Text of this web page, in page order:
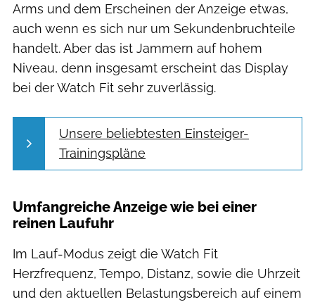
Arms und dem Erscheinen der Anzeige etwas,
auch wenn es sich nur um Sekundenbruchteile
handelt. Aber das ist Jammern auf hohem
Niveau, denn insgesamt erscheint das Display
bei der Watch Fit sehr zuverlässig.
Unsere beliebtesten Einsteiger-
Trainingspläne
Umfangreiche Anzeige wie bei einer
reinen Laufuhr
Im Lauf-Modus zeigt die Watch Fit
Herzfrequenz, Tempo, Distanz, sowie die Uhrzeit
und den aktuellen Belastungsbereich auf einem